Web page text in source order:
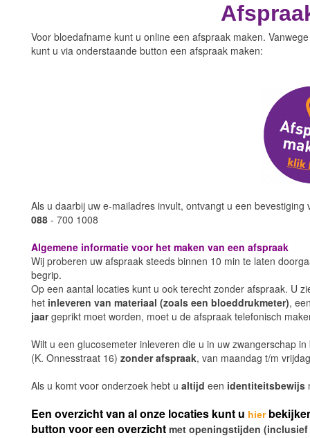
Voor bloedafname kunt u online een afspraak maken.
kunt u via onderstaande button een afspraak maken:
Als u daarbij uw e-mailadres invult, ontvangt u een
088 - 700 1008
Algemene informatie voor het maken van een afspraak
Wij proberen uw afspraak steeds binnen 10 min te laten
begrip.
Op een aantal locaties kunt u ook terecht zonder afspraak. U
het inleveren van materiaal (zoals een bloeddrukmeter),
jaargeprikt moet worden, moet u de afspraak telefonisch
Wilt u een glucosemeter inleveren die u in uw zwangerschap
(K. Onnesstraat 16) zonder afspraak, van maandag t/m
Als u komt voor onderzoek hebt u altijd een identiteitsbewijs
Een overzicht van al onze locaties kunt u hier
button voor een overzicht met openingstijden